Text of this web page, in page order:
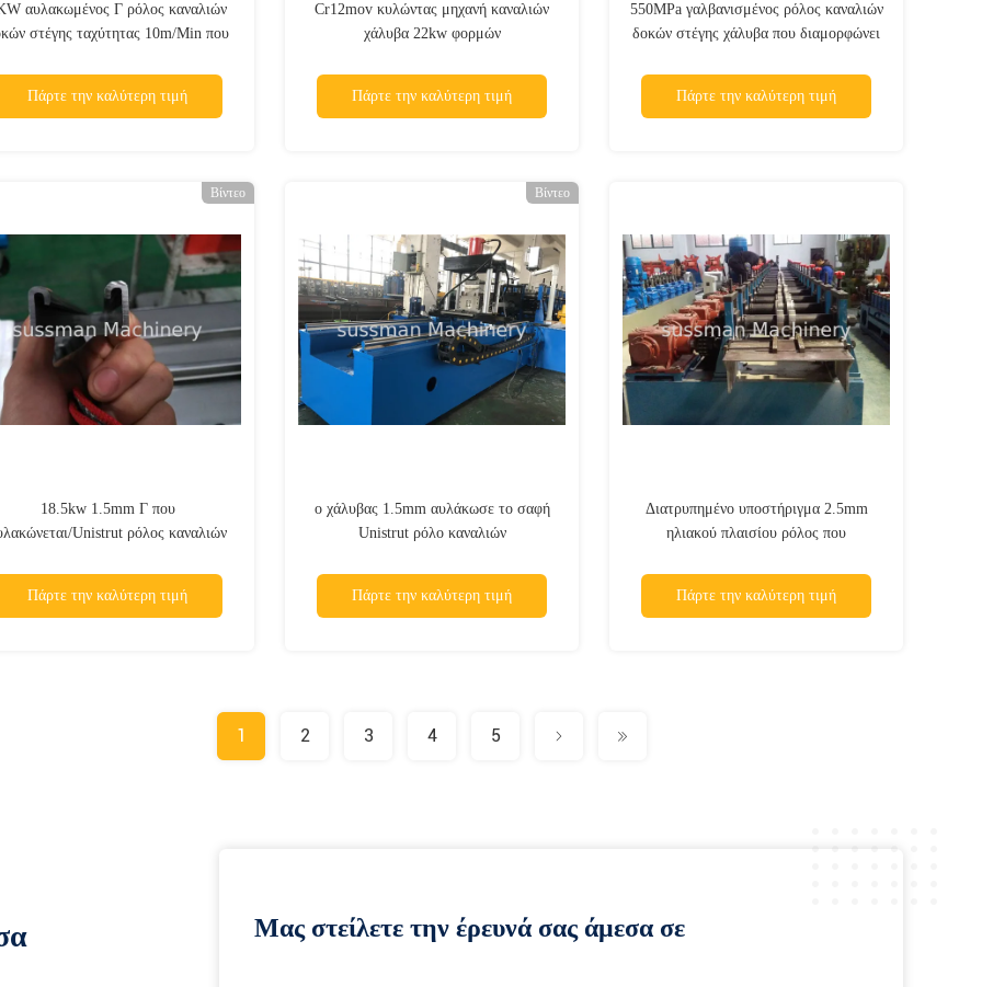
αυλακωμένος Γ ρόλος καναλιών
στέγης ταχύτητας 10m/Min που
Πάρτε την καλύτερη τιμή
Cr12mov κυλώντας μηχανή καναλιών
χάλυβα 22kw φορμών
Πάρτε την καλύτερη τιμή
550MPa γαλβανισμένος ρόλος καναλιών
δοκών στέγης χάλυβα που διαμορφώνει
Πάρτε την καλύτερη τιμή
Βίντεο
18.5kw 1.5mm Γ που
Unistrut ρόλος καναλιών
Πάρτε την καλύτερη τιμή
Βίντεο
ο χάλυβας 1.5mm αυλάκωσε το σαφή
Unistrut ρόλο καναλιών
Πάρτε την καλύτερη τιμή
Διατρυπημένο υποστήριγμα 2.5mm
ηλιακού πλαισίου ρόλος που
Πάρτε την καλύτερη τιμή
1 2 3 4 5
Μας στείλετε την έρευνά σας άμεσα σε